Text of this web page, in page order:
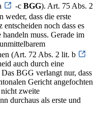
-c BGG). Art. 75 Abs. 2
weder, dass die erste
noch dass es
muss. Gerade im
(Art. 72 Abs. 2 lit. b
auch durch eine
BGG verlangt nur, dass
Gericht angefochten
zweite
durchaus als erste und